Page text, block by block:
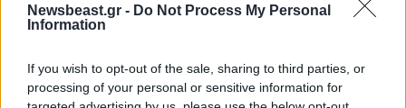
Newsbeast.gr - Do Not Process My Personal
Information
If you wish to opt-out of the sale, sharing to third parties, or
processing of your personal or sensitive information for
Xαρακτήρες: 0/1000
Διαβάστε και ακολουθήστε τους κανόνες σχολιασμού